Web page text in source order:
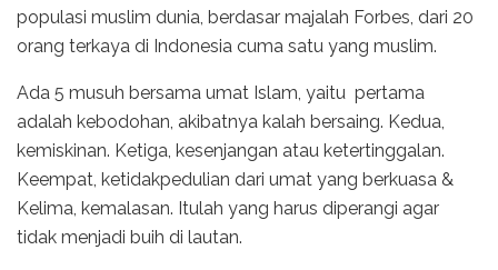
populasi muslim dunia, berdasar majalah Forbes, dari 20
orang terkaya di Indonesia cuma satu yang muslim.
Ada 5 musuh bersama umat Islam, yaitu pertama
adalah kebodohan, akibatnya kalah bersaing. Kedua,
kemiskinan. Ketiga, kesenjangan atau ketertinggalan.
Keempat, ketidakpedulian dari umat yang berkuasa &
Kelima, kemalasan. Itulah yang harus diperangi agar
tidak menjadi buih di lautan.